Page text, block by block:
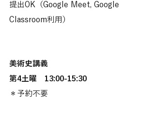
提出OK（Google Meet, Google
Classroom利用）
美術史講義
第4土曜 13:00-15:30
＊予約不要